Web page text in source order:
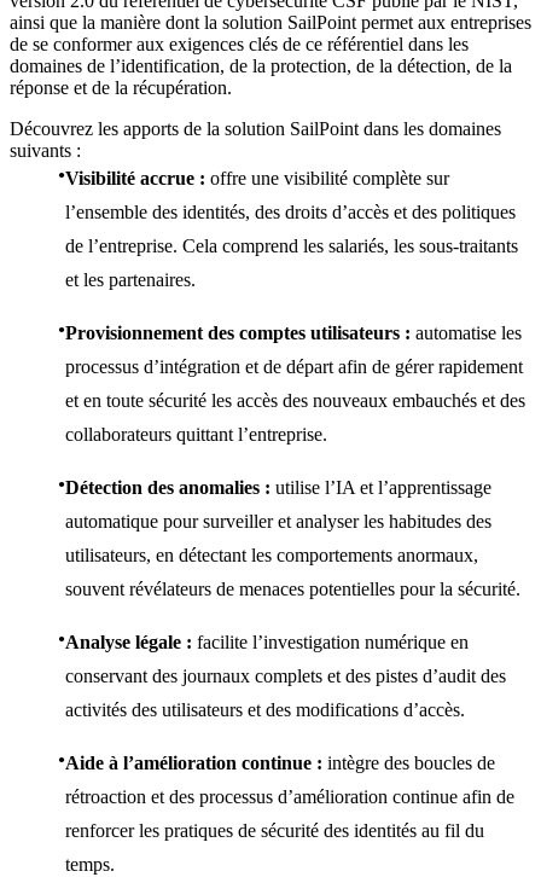
ainsi que la manière dont la solution SailPoint permet aux entreprises
de se conformer aux exigences clés de ce référentiel dans les
domaines de l’identification, de la protection, de la détection, de la
réponse et de la récupération.
Découvrez les apports de la solution SailPoint dans les domaines
suivants :
Visibilité accrue : offre une visibilité complète sur
l’ensemble des identités, des droits d’accès et des politiques
de l’entreprise. Cela comprend les salariés, les sous-traitants
et les partenaires.
Provisionnement des comptes utilisateurs : automatise les
processus d’intégration et de départ afin de gérer rapidement
et en toute sécurité les accès des nouveaux embauchés et des
collaborateurs quittant l’entreprise.
Détection des anomalies : utilise l’IA et l’apprentissage
automatique pour surveiller et analyser les habitudes des
utilisateurs, en détectant les comportements anormaux,
souvent révélateurs de menaces potentielles pour la sécurité.
Analyse légale : facilite l’investigation numérique en
conservant des journaux complets et des pistes d’audit des
activités des utilisateurs et des modifications d’accès.
Aide à l’amélioration continue : intègre des boucles de
rétroaction et des processus d’amélioration continue afin de
renforcer les pratiques de sécurité des identités au fil du
temps.